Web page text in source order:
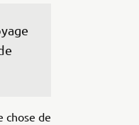
chose de